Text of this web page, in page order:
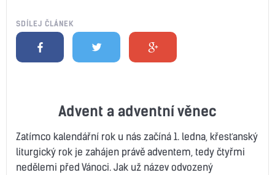
SDÍLEJ ČLÁNEK
Advent a adventní věnec
Zatímco kalendářní rok u nás začíná 1. ledna, křesťanský
liturgický rok je zahájen právě adventem, tedy čtyřmi
nedělemi před Vánoci. Jak už název odvozený